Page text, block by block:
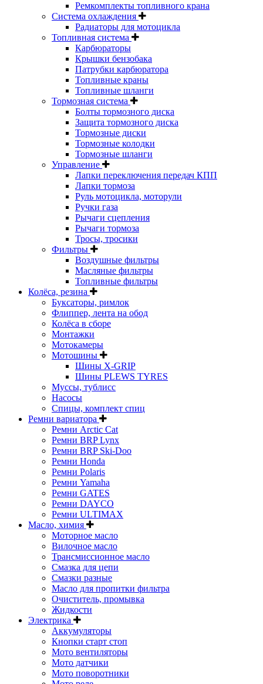
Ремкомплекты топливного крана
Система охлаждения
Радиаторы для мотоцикла
Топливная система
Карбюраторы
Крышки бензобака
Патрубки карбюратора
Топливные краны
Топливные шланги
Тормозная система
Болты тормозного диска
Защита тормозного диска
Тормозные диски
Тормозные колодки
Тормозные шланги
Управление
Лапки переключения передач КПП
Лапки тормоза
Руль мотоцикла, моторули
Ручки газа
Рычаги сцепления
Рычаги тормоза
Тросы, тросики
Фильтры
Воздушные фильтры
Масляные фильтры
Топливные фильтры
Колёса, резина
Буксаторы, римлок
Флиппер, лента на обод
Колёса в сборе
Монтажки
Мотокамеры
Мотошины
Шины X-GRIP
Шины PLEWS TYRES
Муссы, тублисс
Насосы
Спицы, комплект спиц
Ремни вариатора
Ремни Arctic Cat
Ремни BRP Lynx
Ремни BRP Ski-Doo
Ремни Honda
Ремни Polaris
Ремни Yamaha
Ремни GATES
Ремни DAYCO
Ремни ULTIMAX
Масло, химия
Моторное масло
Вилочное масло
Трансмиссионное масло
Смазка для цепи
Смазки разные
Масло для пропитки фильтра
Очиститель, промывка
Жидкости
Электрика
Аккумуляторы
Кнопки старт стоп
Мото вентиляторы
Мото датчики
Мото поворотники